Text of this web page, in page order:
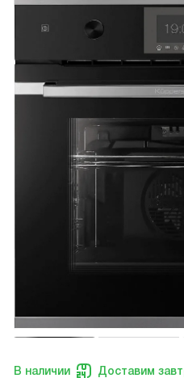
В наличии Доставим